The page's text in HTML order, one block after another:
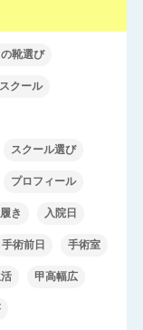
靴選び
クール
スクール選び
プロフィール
き 入院日
手術前日 手術室
甲高幅広